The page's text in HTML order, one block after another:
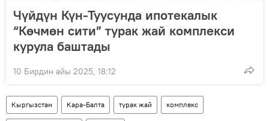
Чүйдүн Күн-Туусунда ипотекалык
“Көчмөн сити” турак жай комплекси
курула баштады
10 Бирдин айы 2025, 18:12
Кыргызстан Кара-Балта турак жай комплекс